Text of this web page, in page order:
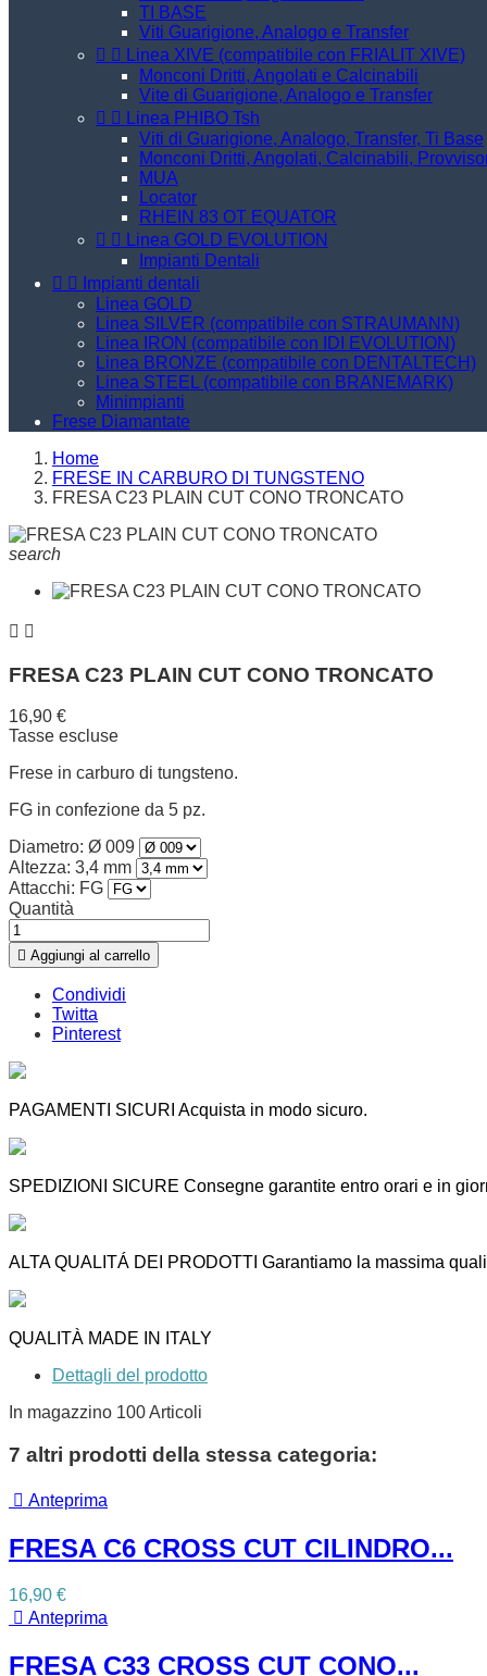
TI BASE
Viti Guarigione, Analogo e Transfer
  Linea XIVE (compatibile con FRIALIT XIVE)
Monconi Dritti, Angolati e Calcinabili
Vite di Guarigione, Analogo e Transfer
  Linea PHIBO Tsh
Viti di Guarigione, Analogo, Transfer, Ti Base
Monconi Dritti, Angolati, Calcinabili,
MUA
Locator
RHEIN 83 OT EQUATOR
  Linea GOLD EVOLUTION
Impianti Dentali
 
Impianti dentali
Linea GOLD
Linea SILVER (compatibile con STRAUMANN)
Linea IRON (compatibile con IDI EVOLUTION)
Linea BRONZE (compatibile con DENTALTECH)
Linea STEEL (compatibile con BRANEMARK)
Minimpianti
Frese Diamantate
Home
FRESE IN CARBURO DI TUNGSTENO
FRESA C23 PLAIN CUT CONO TRONCATO
search
 
FRESA C23 PLAIN CUT CONO TRONCATO
16,90 €
Tasse escluse
Frese in carburo di tungsteno.
FG in confezione da 5 pz.
Diametro: Ø 009
Altezza: 3,4 mm
Attacchi: FG
Quantità
 Aggiungi al carrello
Condividi
Twitta
Pinterest
PAGAMENTI SICURI Acquista in modo sicuro.
SPEDIZIONI SICURE Consegne garantite entro orari e in
ALTA QUALITÁ DEI PRODOTTI Garantiamo la massima
QUALITÀ MADE IN ITALY
Dettagli del prodotto
In magazzino 100 Articoli
7 altri prodotti della stessa categoria:
 Anteprima
FRESA C6 CROSS CUT CILINDRO...
16,90 €
 Anteprima
FRESA C33 CROSS CUT CONO...